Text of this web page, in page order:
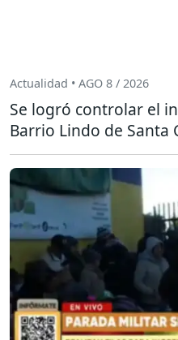
Actualidad • AGO 8 / 2026
Se logró controlar el
Barrio Lindo de Santa